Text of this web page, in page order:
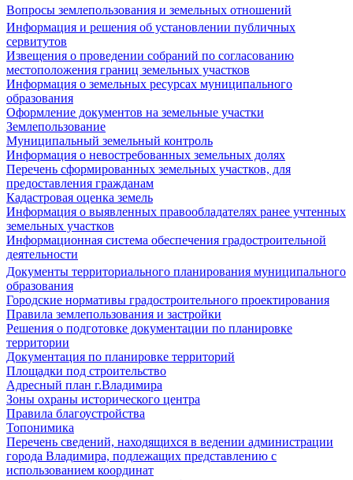
Вопросы землепользования и земельных отношений
Информация и решения об установлении публичных
сервитутов
Извещения о проведении собраний по согласованию
местоположения границ земельных участков
Информация о земельных ресурсах муниципального
образования
Оформление документов на земельные участки
Землепользование
Муниципальный земельный контроль
Информация о невостребованных земельных долях
Перечень сформированных земельных участков, для
предоставления гражданам
Кадастровая оценка земель
Информация о выявленных правообладателях ранее учтенных
земельных участков
Информационная система обеспечения градостроительной
деятельности
Документы территориального планирования муниципального
образования
Городские нормативы градостроительного проектирования
Правила землепользования и застройки
Решения о подготовке документации по планировке
территории
Документация по планировке территорий
Площадки под строительство
Адресный план г.Владимира
Зоны охраны исторического центра
Правила благоустройства
Топонимика
Перечень сведений, находящихся в ведении администрации
города Владимира, подлежащих представлению с
использованием координат